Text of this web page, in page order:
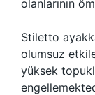
olanlarının
Stiletto
olumsuz
yüksek